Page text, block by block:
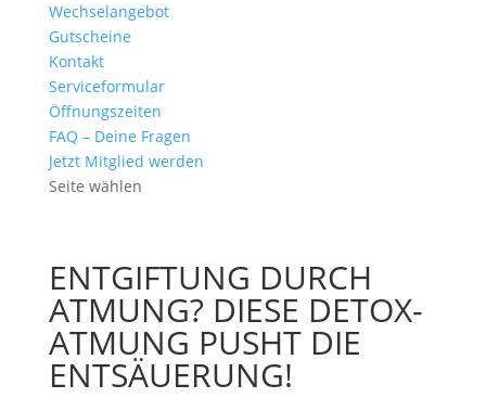
Wechselangebot
Gutscheine
Kontakt
Serviceformular
Öffnungszeiten
FAQ – Deine Fragen
Jetzt Mitglied werden
Seite wählen
ENTGIFTUNG DURCH
ATMUNG? DIESE DETOX-
ATMUNG PUSHT DIE
ENTSÄUERUNG!